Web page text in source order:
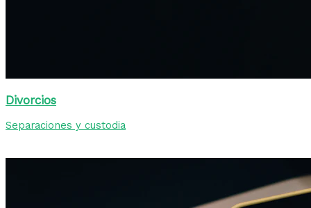
Divorcios
Separaciones y custodia